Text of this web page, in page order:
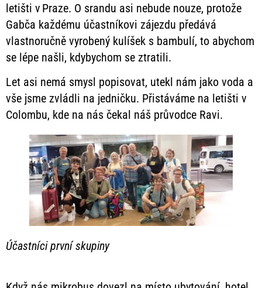
letišti v Praze. O srandu asi nebude nouze, protože
Gabča každému účastníkovi zájezdu předává
vlastnoručně vyrobený kulíšek s bambulí, to abychom
se lépe našli, kdybychom se ztratili.
Let asi nemá smysl popisovat, utekl nám jako voda a
vše jsme zvládli na jedničku. Přistáváme na letišti v
Colombu, kde na nás čekal náš průvodce Ravi.
Účastníci první skupiny